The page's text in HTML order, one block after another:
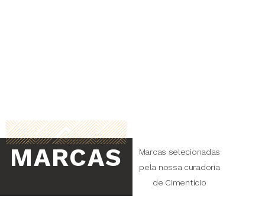
MARCAS
Marcas selecionadas
pela nossa curadoria
de Cimentício